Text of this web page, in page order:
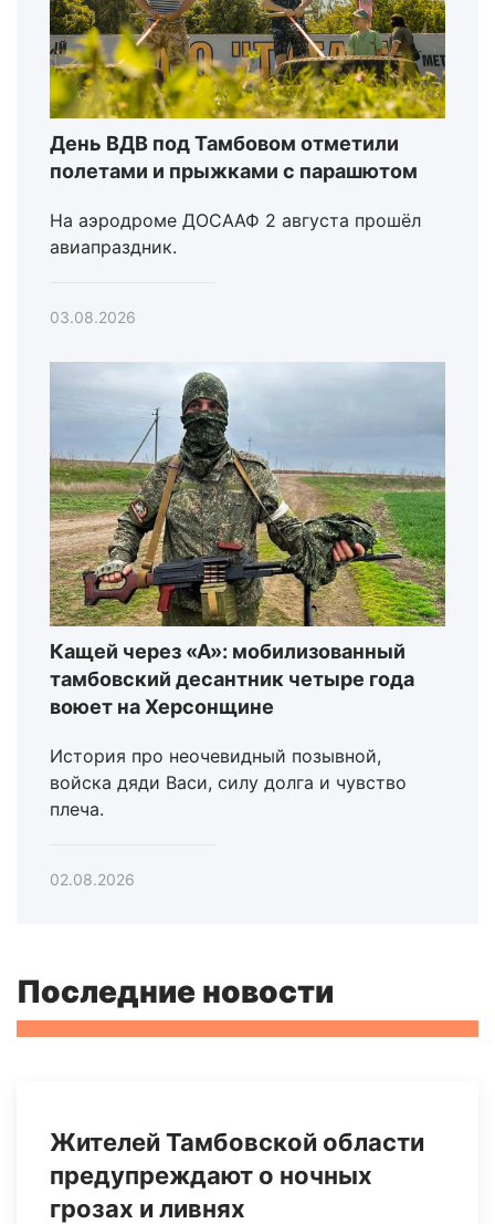
День ВДВ под Тамбовом отметили
полетами и прыжками с парашютом
На аэродроме ДОСААФ 2 августа прошёл
авиапраздник.
03.08.2026
Кащей через «А»: мобилизованный
тамбовский десантник четыре года
воюет на Херсонщине
История про неочевидный позывной,
войска дяди Васи, силу долга и чувство
плеча.
02.08.2026
Последние новости
Жителей Тамбовской области
предупреждают о ночных
грозах и ливнях